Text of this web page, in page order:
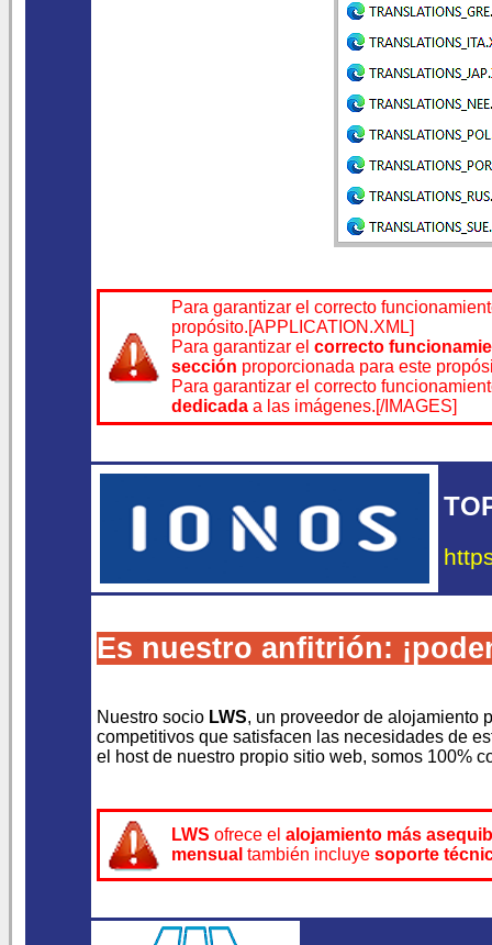
Para garantizar el correcto
propósito.[APPLICATION.XML]
Para garantizar el correcto
sección proporcionada para este
Para garantizar el correcto
dedicada a las imágenes.[/IMAGES]
Es nuestro anfitrión:
Nuestro socio LWS, un proveedor de alojamiento
competitivos que satisfacen las necesidades de
el host de nuestro propio sitio web, somos 100%
LWS ofrece el alojamiento más
mensual también incluye soporte